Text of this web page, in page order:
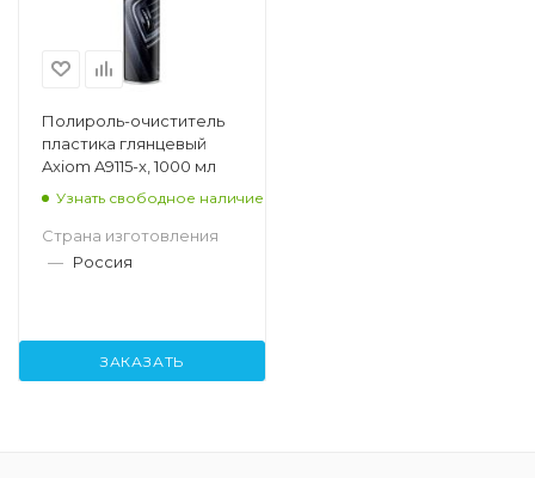
Полироль-очиститель
пластика глянцевый
Axiom A9115-x, 1000 мл
Узнать свободное наличие
Страна изготовления
— Россия
ЗАКАЗАТЬ